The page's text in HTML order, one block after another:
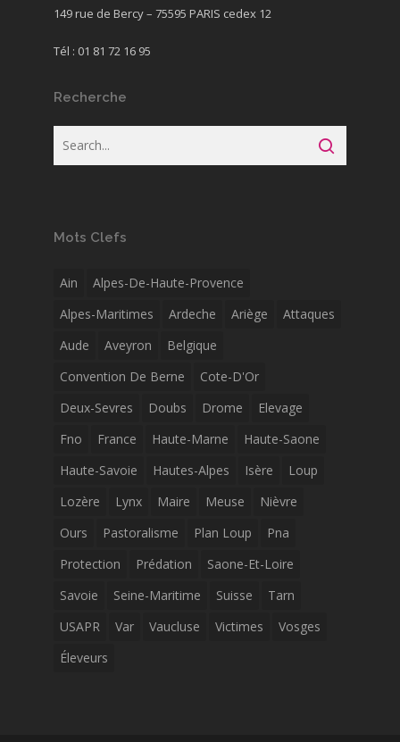
149 rue de Bercy – 75595 PARIS cedex 12
Tél : 01 81 72 16 95
Recherche
Mots Clefs
Ain
Alpes-De-Haute-Provence
Alpes-Maritimes
Ardeche Ariège
Attaques
Aude
Aveyron
Belgique
Convention De Berne
Cote-D'Or
Deux-Sevres
Doubs Drome
Elevage
Fno
France Haute-Marne
Haute-Saone
Haute-Savoie
Hautes-Alpes Isère
Loup
Lozère
Lynx Maire Meuse
Nièvre
Ours
Pastoralisme Plan Loup
Pna
Protection
Prédation
Saone-Et-Loire
Savoie
Seine-Maritime Suisse
Tarn
USAPR
Var Vaucluse Victimes
Vosges
Éleveurs